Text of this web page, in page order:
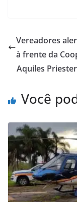
Vereadores
à frente da
Aquiles
Você